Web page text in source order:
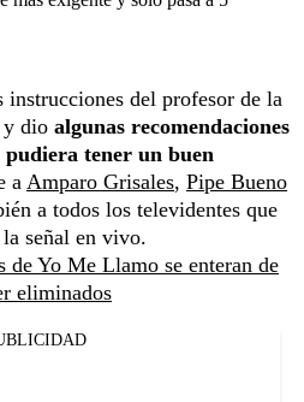
instrucciones del profesor de la
y dio algunas recomendaciones
tener un buen
a Amparo Grisales, Pipe Bueno
a todos los televidentes que
la señal en vivo.
de Yo Me Llamo se enteran de
eliminados